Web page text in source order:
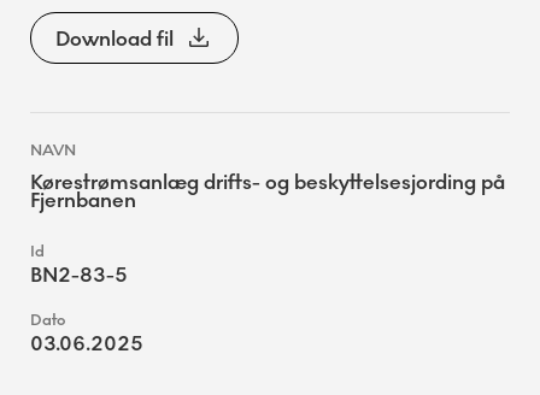
Download fil
Kørestrømsanlæg drifts- og beskyttelsesjording på
Fjernbanen
BN2-83-5
03.06.2025